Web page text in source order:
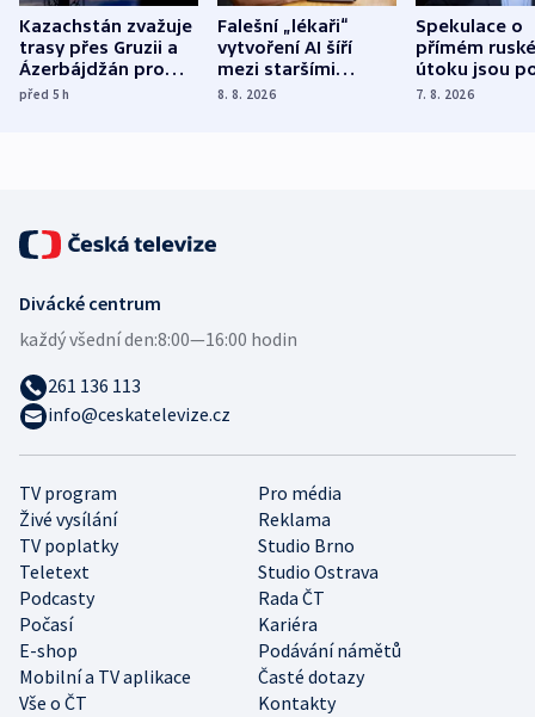
Kazachstán zvažuje
trasy přes Gruzii a
Ázerbájdžán pro
vývoz ropy do
před 5h
Falešní „lékaři“
vytvoření AI šíří
mezi staršími
Poláky nebezpečné
8. 8. 2026
Spekulace o
přímém
útoku jsou
míní
7. 8. 2026
TV program
Pro média
Živé vysílání
Reklama
TV poplatky
Studio Brno
Teletext
Studio Ostrava
Podcasty
Rada ČT
Počasí
Kariéra
E-shop
Podávání námětů
Mobilní a TV aplikace
Časté dotazy
Vše o ČT
Kontakty
Divácké centrum
každý všední den:8:00—16:00 hodin
261 136 113
info@ceskatelevize.cz